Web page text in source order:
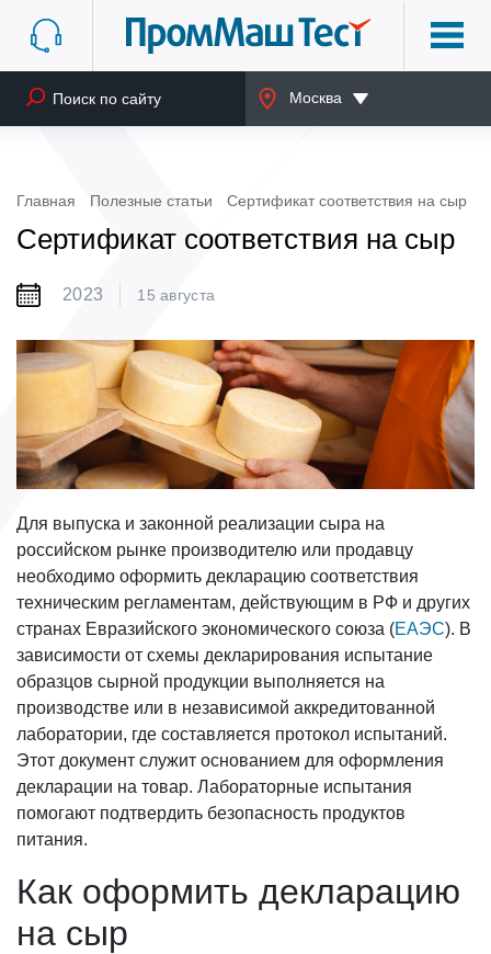
Москва
Главная Полезные статьи Сертификат соответствия на сыр
Сертификат соответствия на сыр
2023 15 августа
Для выпуска и законной реализации сыра на
российском рынке производителю или продавцу
необходимо оформить декларацию соответствия
техническим регламентам, действующим в РФ и других
странах Евразийского экономического союза (ЕАЭС). В
зависимости от схемы декларирования испытание
образцов сырной продукции выполняется на
производстве или в независимой аккредитованной
лаборатории, где составляется протокол испытаний.
Этот документ служит основанием для оформления
декларации на товар. Лабораторные испытания
помогают подтвердить безопасность продуктов
питания.
Как оформить декларацию
на сыр